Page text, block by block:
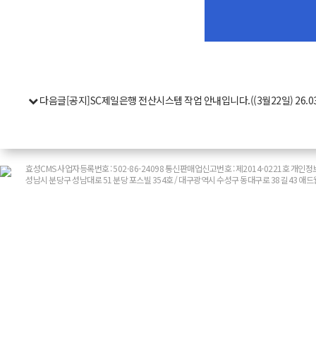
다음글[공지]SC제일은행 전산시스템 작업 안내입니다.((3월22일)
효성CMS 사업자등록번호 : 502-86-24098 통신판매업신고번호 : 제2014-0221호 개인정
성남시 분당구 성남대로 51 분당 포스빌 354호 / 대구광역시 수성구 동대구로 38길 43